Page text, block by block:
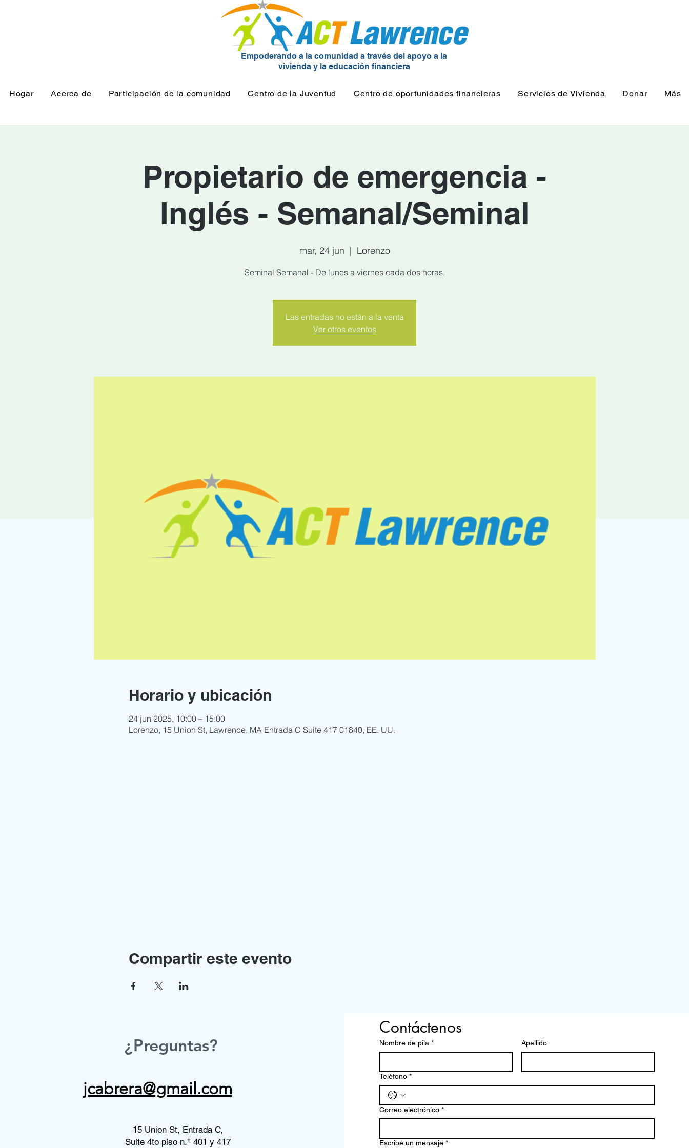
Empoderando a la comunidad a través del apoyo a la
vivienda y la educación financiera
Hogar Acerca de Participación de la comunidad Centro de la Juventud Centro de oportunidades financieras Servicios de Vivienda Donar Más
Propietario de emergencia -
Inglés - Semanal/Seminal
mar, 24 jun
  |
Lorenzo
Seminal Semanal - De lunes a viernes cada dos horas.
Las entradas no están a la venta
Ver otros eventos
Horario y ubicación
24 jun 2025, 10:00 – 15:00
Lorenzo, 15 Union St, Lawrence, MA Entrada C Suite 417 01840, EE. UU.
Compartir este evento
¿Preguntas?
jcabrera@gmail.com
15 Union St, Entrada C,
Suite 4to piso n.° 401 y 417
Contáctenos
Nombre de pila * Apellido
Teléfono *
Correo electrónico *
Escribe un mensaje *